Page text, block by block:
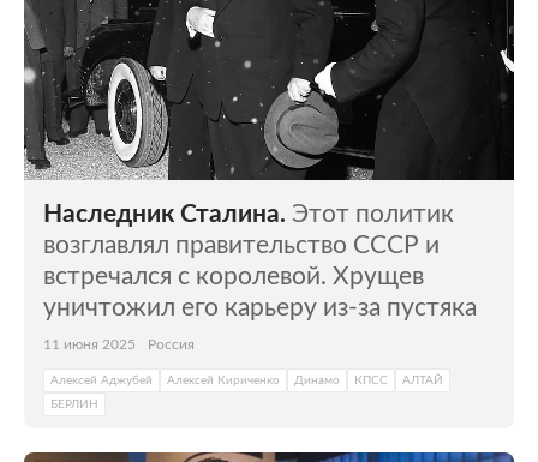
Наследник Сталина. Этот политик
возглавлял правительство СССР и
встречался с королевой. Хрущев
уничтожил его карьеру из-за пустяка
11 июня 2025 Россия
Алексей Аджубей Алексей Кириченко Динамо КПСС
АЛТАЙ
БЕРЛИН